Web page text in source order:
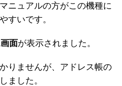
ニュアルの方がこの機種に
すいです。
面が表示されました。
りませんが、アドレス帳の
ました。